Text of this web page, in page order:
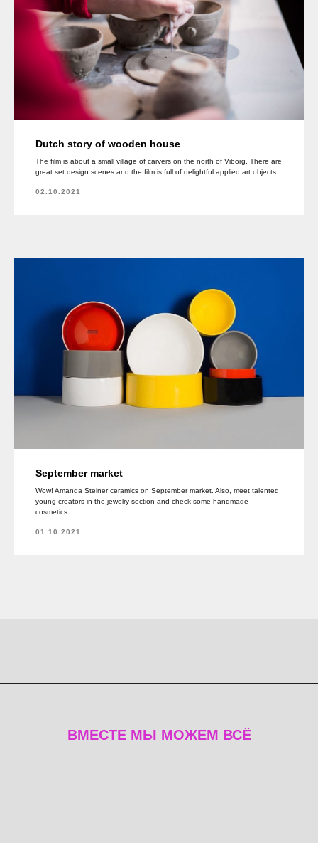
Dutch story of wooden house
The film is about a small village of carvers on the north of Viborg. There are
great set design scenes and the film is full of delightful applied art objects.
02.10.2021
September market
Wow! Amanda Steiner ceramics on September market. Also, meet talented
young creators in the jewelry section and check some handmade
cosmetics.
01.10.2021
ВМЕСТЕ МЫ МОЖЕМ ВСЁ